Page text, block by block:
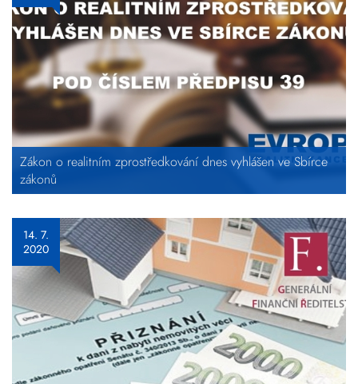
Zákon o realitním zprostředkování dnes vyhlášen ve Sbírce
zákonů
14. 7.
2020